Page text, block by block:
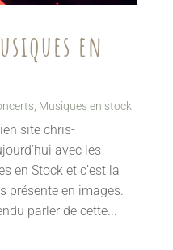
en
, Musiques en stock
site chris-
avec les
en Stock et c’est la
présente en images.
parler de cette...